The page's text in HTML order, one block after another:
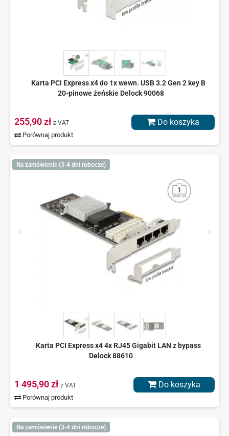
Karta PCI Express x4 do 1x wewn. USB 3.2 Gen 2 key B
20-pinowe żeńskie Delock 90068
255,90 zł z VAT
Porównaj produkt
Do koszyka
Na zamówienie (3-4 dni robocze)
Karta PCI Express x4 4x RJ45 Gigabit LAN z bypass
Delock 88610
1 495,90 zł z VAT
Porównaj produkt
Do koszyka
Na zamówienie (3-4 dni robocze)